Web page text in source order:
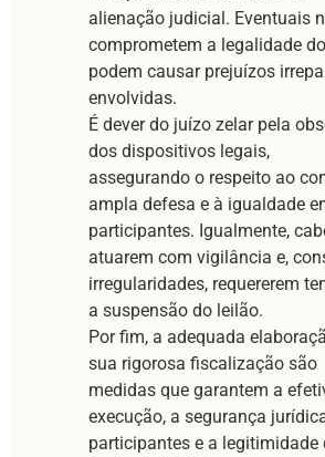
alienação judicial. Eventuais
comprometem a legalidade
podem causar prejuízos
envolvidas.
É dever do juízo zelar pela
dos dispositivos legais,
assegurando o respeito ao
ampla defesa e à igualdade
participantes. Igualmente,
atuarem com vigilância e,
irregularidades, requererem
a suspensão do leilão.
Por fim, a adequada
sua rigorosa fiscalização são
medidas que garantem a
execução, a segurança
participantes e a legitimidade